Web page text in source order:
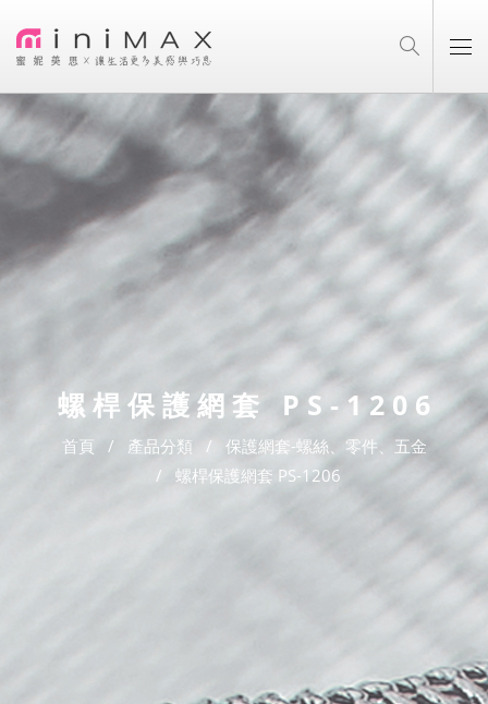
螺桿保護網套 PS-1206
首頁 產品分類
保護網套-螺絲、零件、五金
螺桿保護網套 PS-1206